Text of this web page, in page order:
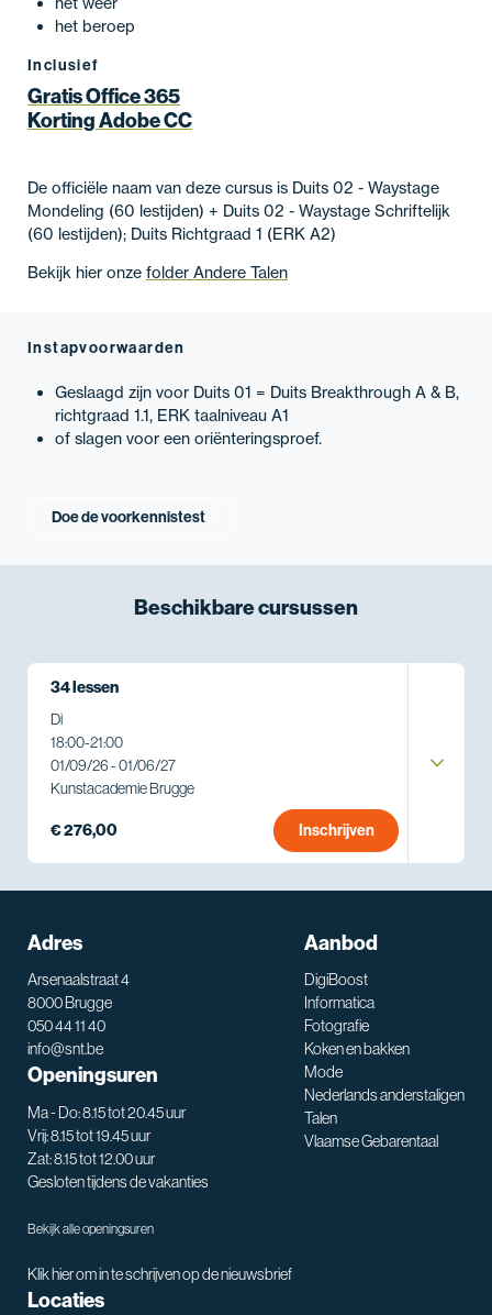
het beroep
Inclusief
Gratis Office 365
Korting Adobe CC
De officiële naam van deze cursus is Duits 02 - Waystage
Mondeling (60 lestijden) + Duits 02 - Waystage Schriftelijk
(60 lestijden); Duits Richtgraad 1 (ERK A2)
Bekijk hier onze folder Andere Talen
Instapvoorwaarden
Geslaagd zijn voor Duits 01 = Duits Breakthrough A & B,
richtgraad 1.1, ERK taalniveau A1
of slagen voor een oriënteringsproef.
Doe de voorkennistest
Beschikbarecursussen
34 lessen
Di
18:00-21:00
01/09/26 - 01/06/27
Kunstacademie Brugge
€ 276,00 Inschrijven
Adres
Arsenaalstraat 4
8000 Brugge
050 44 11 40
info@snt.be
Openingsuren
Ma - Do: 8.15 tot 20.45 uur
Vrij: 8.15 tot 19.45 uur
Zat: 8.15 tot 12.00 uur
Gesloten tijdens de vakanties
Bekijk alle openingsuren
Klik hier om in te schrijven op de nieuwsbrief
Aanbod
DigiBoost
Informatica
Fotografie
Koken en bakken
Mode
Nederlands anderstaligen
Talen
Vlaamse Gebarentaal
Locaties